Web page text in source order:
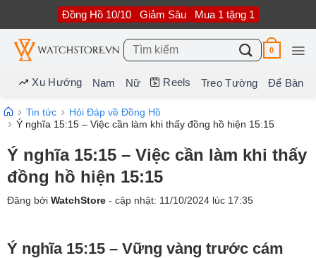
nội
dung
Đồng Hồ 10/10 Giảm Sâu Mua 1 tặng 1
Tìm
kiếm:
0
Xu Hướng Nam Nữ Reels Treo Tường Để Bàn
Tin tức
Hỏi Đáp về Đồng Hồ
Ý nghĩa 15:15 – Việc cần làm khi thấy đồng hồ hiện 15:15
Ý nghĩa 15:15 – Việc cần làm khi thấy
đồng hồ hiện 15:15
Đăng bởi WatchStore - cập nhật: 11/10/2024 lúc 17:35
Ý nghĩa 15:15 – Vững vàng trước cám